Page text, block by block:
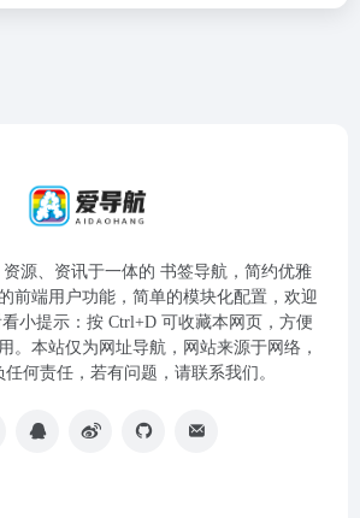
源、资讯于一体的 书签导航，简约优雅
前端用户功能，简单的模块化配置，欢迎
小提示：按 Ctrl+D 可收藏本网页，方便
。本站仅为网址导航，网站来源于网络，
何责任，若有问题，请联系我们。